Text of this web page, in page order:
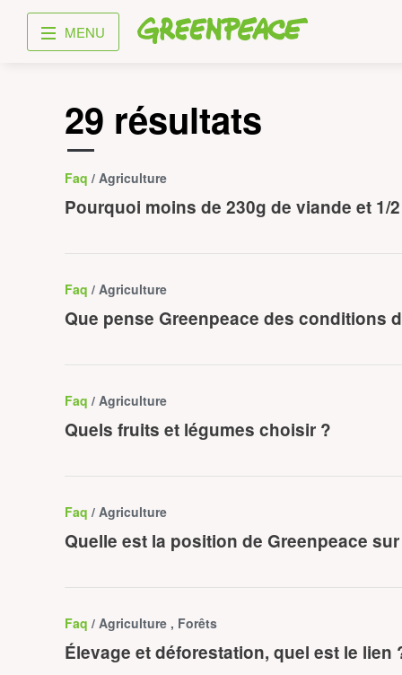
Greenpeace
MENU
29 résultats
Faq / Agriculture
Pourquoi moins de 230g de viande et 1/
Faq / Agriculture
Que pense Greenpeace des conditions
Faq / Agriculture
Quels fruits et légumes choisir ?
Faq / Agriculture
Quelle est la position de Greenpeace
Faq / Agriculture , Forêts
Élevage et déforestation, quel est le lien